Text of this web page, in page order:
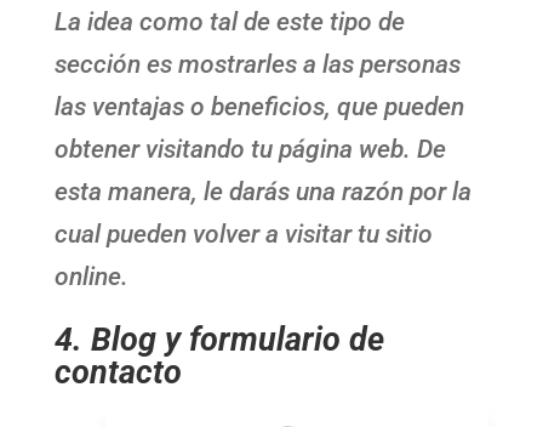
La idea como tal de este tipo de
sección es mostrarles a las personas
las ventajas o beneficios, que pueden
obtener visitando tu página web. De
esta manera, le darás una razón por la
cual pueden volver a visitar tu sitio
online.
4. Blog y formulario de
contacto